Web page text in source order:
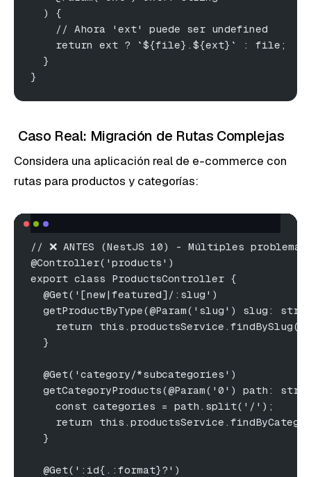
  ) {
    // Ahora 'ext' puede ser undefined
    return ext ? `${file}.${ext}` : file;
  }
}
Caso Real: Migración de Rutas Complejas
Considera una aplicación real de e-commerce con
rutas para productos y categorías:
// ❌ ANTES (NestJS 10) - Múltiples problemas
@Controller('products')
export class ProductsController {
  @Get('[new|featured]/:slug')
getProductByType(@Param('slug') slug:
return
  }
  @Get('category/*subcategories')
getCategoryProducts(@Param('0') path:
    const categories = path.split('/');
return
  }
  @Get(':id{.:format}?')